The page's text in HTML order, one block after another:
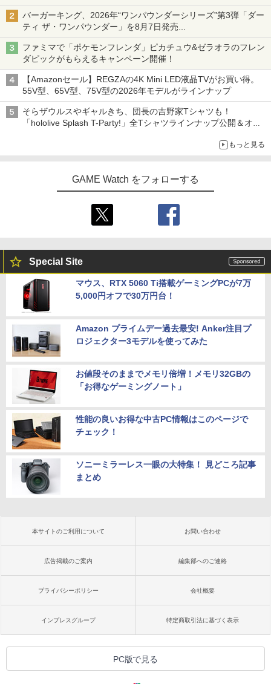
ニンテンドーeショップでは「大神 絶景版」が67%オフで990円
バーガーキング、2026年“ワンパウンダーシリーズ”第3弾「ダー
ティ ザ・ワンパウンダー」を8月7日発売
「特製ガーリックマヨソース」を使用した超大型チーズバーガー
ファミマで「ポケモンフレンダ」ピカチュウ&ゼラオラのフレン
ダピックがもらえるキャンペーン開催！
【Amazonセール】REGZAの4K Mini LED液晶TVがお買い得。
55V型、65V型、75V型の2026年モデルがラインナップ
そらザウルスやギャルきち、団長の吉野家Tシャツも！
「hololive Splash T-Party!」全Tシャツラインナップ公開＆オン
もっと見る
GAME Watch をフォローする
Special Site
マウス、RTX 5060 Ti搭載ゲーミングPCが7万
5,000円オフで30万円台！
Amazon プライムデー過去最安! Anker注目プ
ロジェクター3モデルを使ってみた
お値段そのままでメモリ倍増！メモリ32GBの
「お得なゲーミングノート」
性能の良いお得な中古PC情報はこのページで
チェック！
ソニーミラーレス一眼の大特集！ 見どころ記事
まとめ
本サイトのご利用について お問い合わせ
広告掲載のご案内 編集部へのご連絡
プライバシーポリシー 会社概要
インプレスグループ 特定商取引法に基づく表示
PC版で見る